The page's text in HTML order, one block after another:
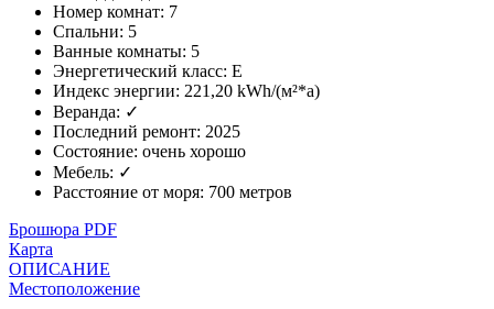
Номер комнат: 7
Спальни: 5
Ванные комнаты: 5
Энергетический класс: E
Индекс энергии: 221,20 kWh/(м²*a)
Веранда: ✓
Последний ремонт: 2025
Состояние: очень хорошо
Мебель: ✓
Расстояние от моря: 700 метров
Брошюра PDF
Карта
ОПИСАНИЕ
Местоположение